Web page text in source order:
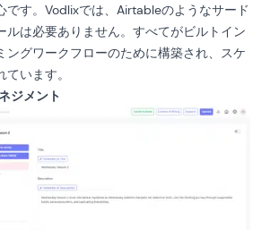
です。Vodlixでは、Airtableのようなサード
ルは必要ありません。すべてがビルトイン
ングワークフローのために構築され、スケ
います。
ジメント